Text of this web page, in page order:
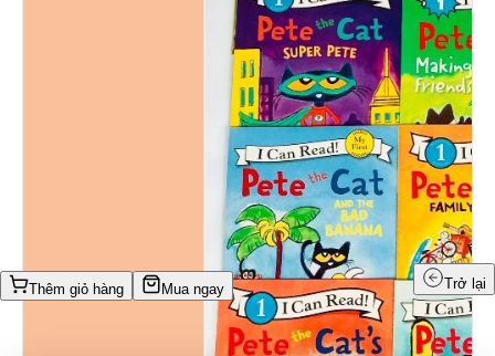
Trở lại
Thêm giỏ hàng Mua ngay